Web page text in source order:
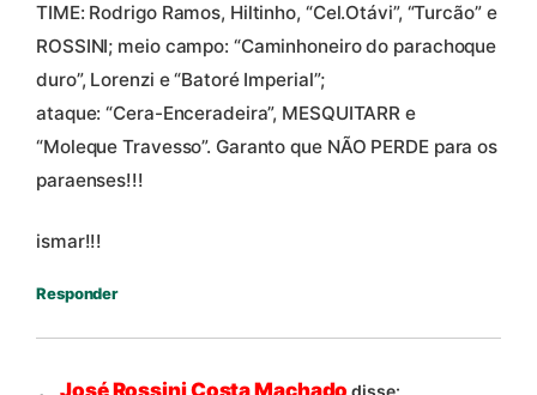
TIME: Rodrigo Ramos, Hiltinho, “Cel.Otávi”, “Turcão” e
ROSSINI; meio campo: “Caminhoneiro do parachoque
duro”, Lorenzi e “Batoré Imperial”;
ataque: “Cera-Enceradeira”, MESQUITARR e
“Moleque Travesso”. Garanto que NÃO PERDE para os
paraenses!!!
ismar!!!
Responder